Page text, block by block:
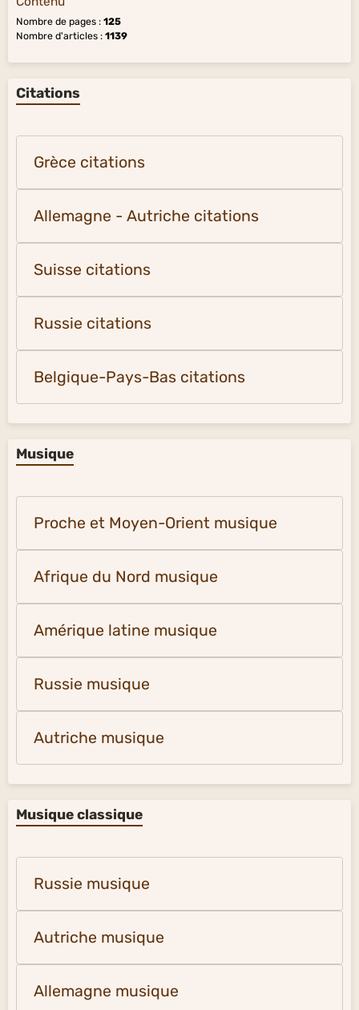
Nombre de pages : 125
Nombre d'articles : 1139
Citations
Grèce citations
Allemagne - Autriche citations
Suisse citations
Russie citations
Belgique-Pays-Bas citations
Musique
Proche et Moyen-Orient musique
Afrique du Nord musique
Amérique latine musique
Russie musique
Autriche musique
Musique classique
Russie musique
Autriche musique
Allemagne musique